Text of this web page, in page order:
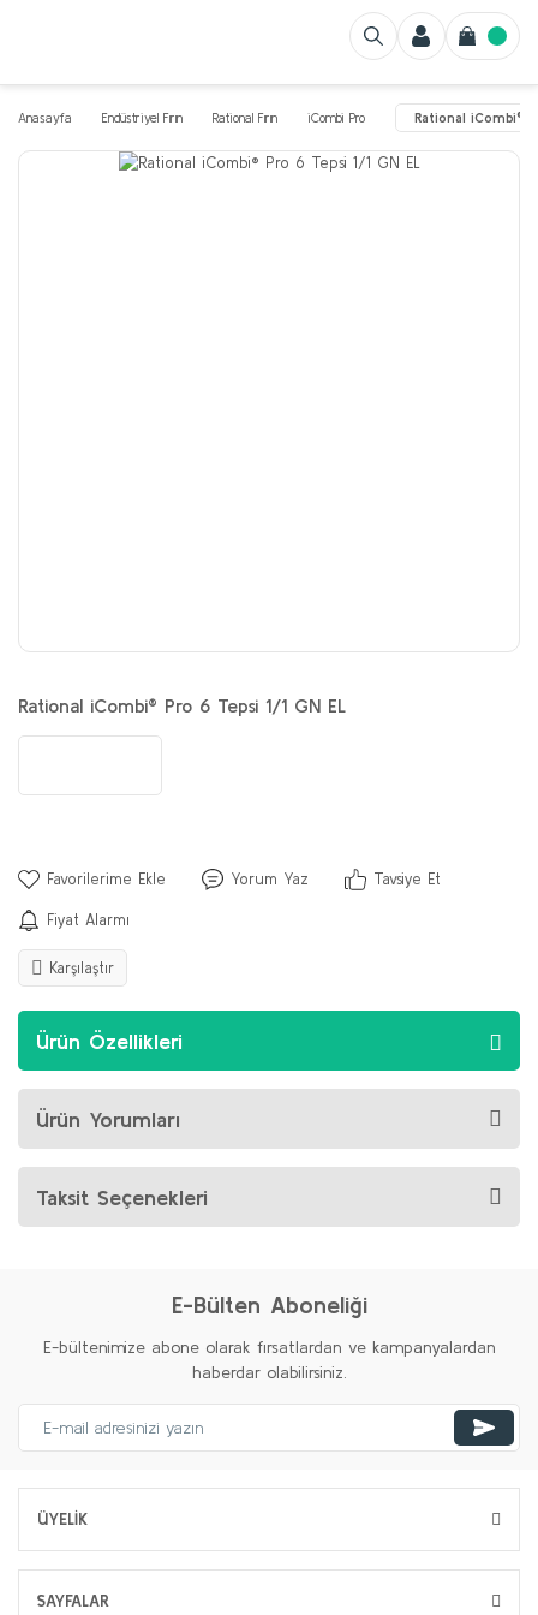
Anasayfa Endüstriyel Fırın Rational Fırın iCombi Pro Rational iCombi®
Rational iCombi® Pro 6 Tepsi 1/1 GN EL
Yorum Yaz Tavsiye Et
Fiyat Alarmı
Karşılaştır
Ürün Özellikleri
Ürün Yorumları
Taksit Seçenekleri
E-Bülten Aboneliği
E-bültenimize abone olarak fırsatlardan ve kampanyalardan
haberdar olabilirsiniz.
ÜYELİK
SAYFALAR